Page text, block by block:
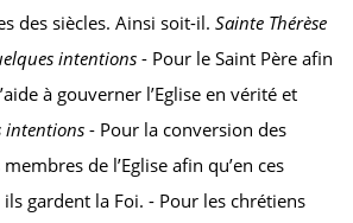
des siècles. Ainsi soit-il. Sainte Thérèse
intentions- Pour le Saint Père afin
à gouverner l’Eglise en vérité et
intentions - Pour la conversion des
de l’Eglise afin qu’en ces
gardent la Foi. - Pour les chrétiens